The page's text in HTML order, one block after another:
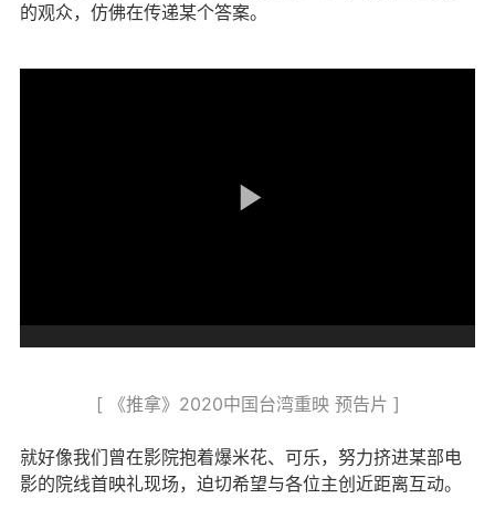
的观众，仿佛在传递某个答案。
[ 《推拿》2020中国台湾重映 预告片 ]
就好像我们曾在影院抱着爆米花、可乐，努力挤进某部电
影的院线首映礼现场，迫切希望与各位主创近距离互动。